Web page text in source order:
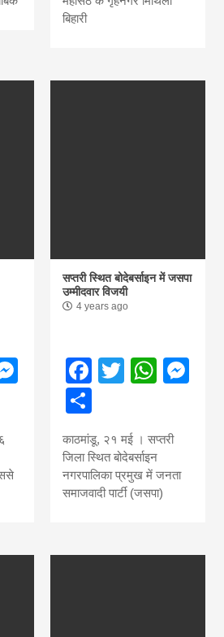
बिहारी
Messenger
सप्तरी स्थित बोदेबर्साइन में जसपा
उम्मीदवार विजयी
4 years ago
Facebook
Twitter
Share
काठमांडू, २१ मई । सप्तरी
जिला स्थित बोदेबर्साइन
नगरपालिका प्रमुख में जनता
समाजवादी पार्टी (जसपा)